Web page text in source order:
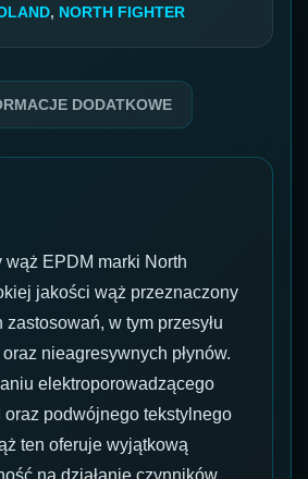
, NORTH FIGHTER
DODATKOWE
EPDM marki North
jakości wąż przeznaczony
w tym przesyłu
nieagresywnych płynów.
elektroporowadzącego
oraz podwójnego tekstylnego
ten oferuje wyjątkową
na działanie czynników